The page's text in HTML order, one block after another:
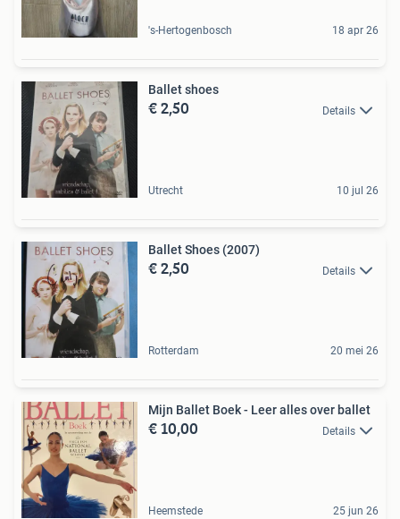
's-Hertogenbosch 18 apr 26
Ballet shoes
€ 2,50 Details
Utrecht 10 jul 26
Ballet Shoes (2007)
€ 2,50 Details
Rotterdam 20 mei 26
Mijn Ballet Boek - Leer alles over ballet
€ 10,00 Details
Heemstede 25 jun 26